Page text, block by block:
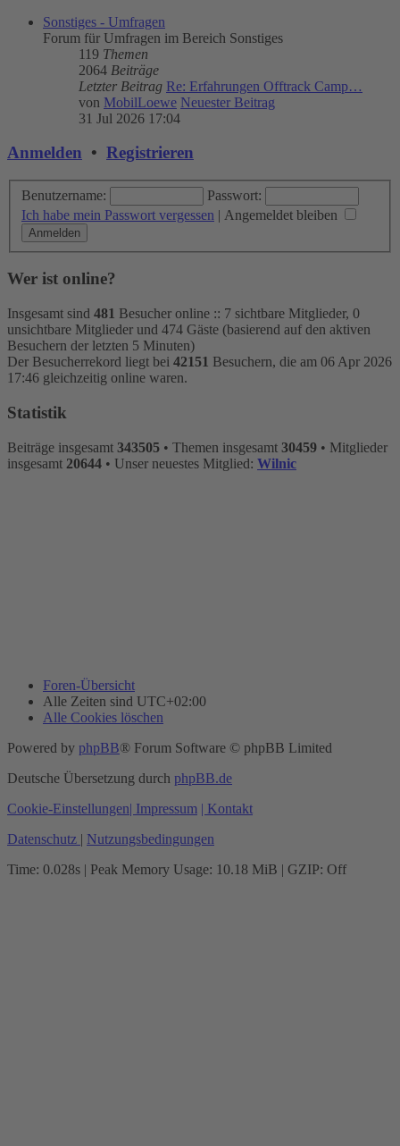
Sonstiges - Umfragen
Forum für Umfragen im Bereich Sonstiges
119 Themen
2064 Beiträge
Letzter Beitrag Re: Erfahrungen Offtrack Camp…
von MobilLoewe Neuester Beitrag
31 Jul 2026 17:04
Anmelden • Registrieren
Benutzername:
Passwort:
Ich habe mein Passwort vergessen | Angemeldet bleiben
Wer ist online?
Insgesamt sind 481 Besucher online :: 7 sichtbare Mitglieder, 0
unsichtbare Mitglieder und 474 Gäste (basierend auf den aktiven
Besuchern der letzten 5 Minuten)
Der Besucherrekord liegt bei 42151 Besuchern, die am 06 Apr 2026
17:46 gleichzeitig online waren.
Statistik
Beiträge insgesamt 343505 • Themen insgesamt 30459 • Mitglieder
insgesamt 20644 • Unser neuestes Mitglied: Wilnic
Foren-Übersicht
Alle Zeiten sind UTC+02:00
Alle Cookies löschen
Powered by phpBB® Forum Software © phpBB Limited
Deutsche Übersetzung durch phpBB.de
Cookie-Einstellungen| Impressum | Kontakt
Datenschutz | Nutzungsbedingungen
Time: 0.028s | Peak Memory Usage: 10.18 MiB | GZIP: Off